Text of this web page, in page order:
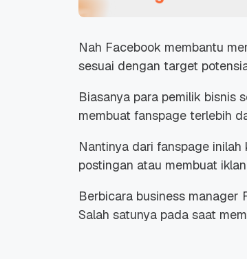
Nah Facebook membantu
sesuai dengan target
Biasanya para pemilik bisnis
membuat fanspage terlebih
Nantinya dari fanspage
postingan atau membuat
Berbicara business manager
Salah satunya pada saat